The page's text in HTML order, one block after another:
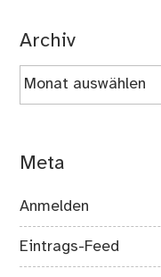
Archiv
Archiv
Meta
Anmelden
Eintrags-Feed